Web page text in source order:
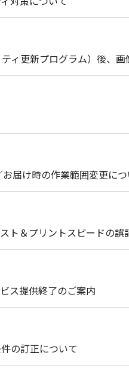
ィ更新プログラム）後、
届け時の作業範囲変更に
ト＆プリントスピードの誤
ス提供終了のご案内
の訂正について